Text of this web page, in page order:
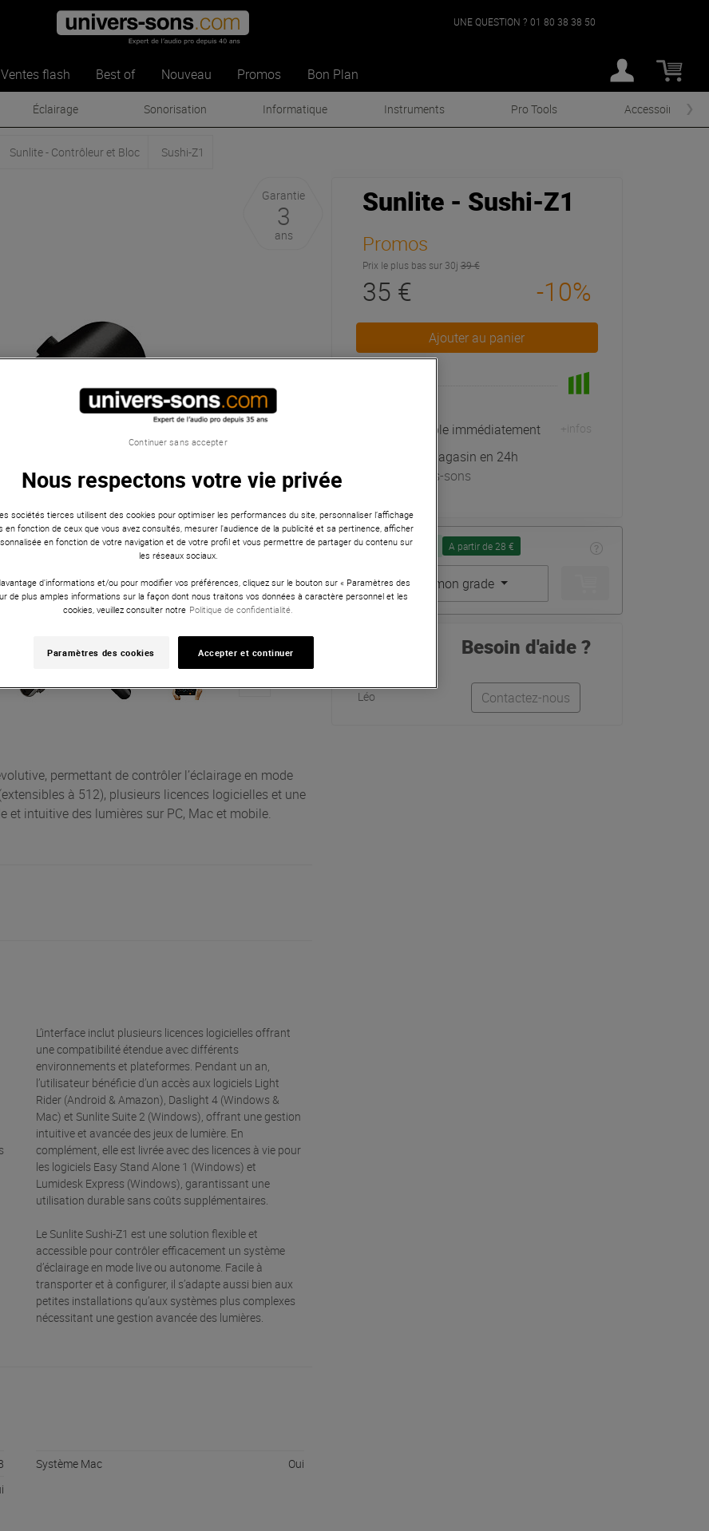
Ventes flash Best of Nouveau Promos Bon Plan
UNE QUESTION ? 01 80 38 38 50
Éclairage Sonorisation Informatique Instruments Pro Tools Accessoires
Sunlite - Contrôleur et Bloc Sushi-Z1
Garantie
3
ans
permettant de contrôler l’éclairage en mode
à 512), plusieurs licences logicielles et une
intuitive des lumières sur PC, Mac et mobile.
L’interface inclut plusieurs licences logicielles offrant
une compatibilité étendue avec différents
environnements et plateformes. Pendant un an,
l’utilisateur bénéficie d’un accès aux logiciels Light
Rider (Android & Amazon), Daslight 4 (Windows &
Mac) et Sunlite Suite 2 (Windows), offrant une gestion
intuitive et avancée des jeux de lumière. En
complément, elle est livrée avec des licences à vie pour
les logiciels Easy Stand Alone 1 (Windows) et
Lumidesk Express (Windows), garantissant une
utilisation durable sans coûts supplémentaires.
Le Sunlite Sushi-Z1 est une solution flexible et
accessible pour contrôler efficacement un système
d’éclairage en mode live ou autonome. Facile à
transporter et à configurer, il s’adapte aussi bien aux
petites installations qu’aux systèmes plus complexes
nécessitant une gestion avancée des lumières.
Système Mac Oui
Sunlite - Sushi-Z1
Promos
Prix le plus bas sur 30j 39 €
35 € -10%
Ajouter au panier
Expédiable immédiatement +infos
Retrait magasin en 24h
à Univers-sons
Seconde Vie : A partir de 28 €
Choisir mon grade
Léo
Besoin d'aide ?
Contactez-nous
Nous respectons votre vie privée
sociétés tierces utilisent des cookies pour optimiser les performances du site, personnaliser l’affichage
en fonction de ceux que vous avez consultés, mesurer l'audience de la publicité et sa pertinence, afficher
en fonction de votre navigation et de votre profil et vous permettre de partager du contenu sur
les réseaux sociaux.
d'informations et/ou pour modifier vos préférences, cliquez sur le bouton sur « Paramètres des
de plus amples informations sur la façon dont nous traitons vos données à caractère personnel et les
cookies, veuillez consulter notre Politique de confidentialité.
Paramètres des cookies Accepter et continuer
Continuer sans accepter